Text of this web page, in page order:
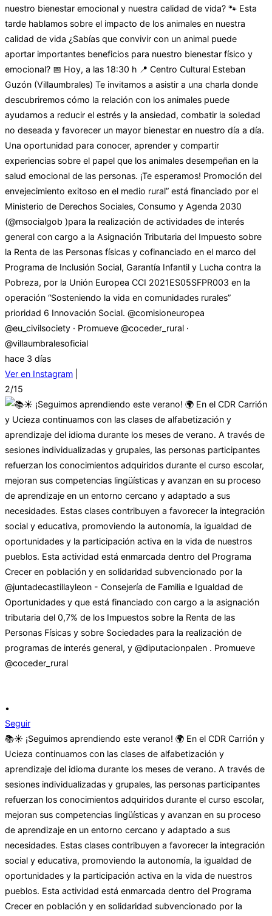
nuestro bienestar emocional y nuestra calidad de vida? 🐾 Esta
tarde hablamos sobre el impacto de los animales en nuestra
calidad de vida ¿Sabías que convivir con un animal puede
aportar importantes beneficios para nuestro bienestar físico y
emocional? 📅 Hoy, a las 18:30 h 📍 Centro Cultural Esteban
Guzón (Villaumbrales) Te invitamos a asistir a una charla donde
descubriremos cómo la relación con los animales puede
ayudarnos a reducir el estrés y la ansiedad, combatir la soledad
no deseada y favorecer un mayor bienestar en nuestro día a día.
Una oportunidad para conocer, aprender y compartir
experiencias sobre el papel que los animales desempeñan en la
salud emocional de las personas. ¡Te esperamos! Promoción del
envejecimiento exitoso en el medio rural” está financiado por el
Ministerio de Derechos Sociales, Consumo y Agenda 2030
(@msocialgob )para la realización de actividades de interés
general con cargo a la Asignación Tributaria del Impuesto sobre
la Renta de las Personas físicas y cofinanciado en el marco del
Programa de Inclusión Social, Garantía Infantil y Lucha contra la
Pobreza, por la Unión Europea CCI 2021ES05SFPR003 en la
operación “Sosteniendo la vida en comunidades rurales”
prioridad 6 Innovación Social. @comisioneuropea
@eu_civilsociety · Promueve @coceder_rural ·
@villaumbralesoficial
hace 3 días
Ver en Instagram
2/15
•
Seguir
📚☀️ ¡Seguimos aprendiendo este verano! 🌍 En el CDR Carrión y
Ucieza continuamos con las clases de alfabetización y
aprendizaje del idioma durante los meses de verano. A través de
sesiones individualizadas y grupales, las personas participantes
refuerzan los conocimientos adquiridos durante el curso escolar,
mejoran sus competencias lingüísticas y avanzan en su proceso
de aprendizaje en un entorno cercano y adaptado a sus
necesidades. Estas clases contribuyen a favorecer la integración
social y educativa, promoviendo la autonomía, la igualdad de
oportunidades y la participación activa en la vida de nuestros
pueblos. Esta actividad está enmarcada dentro del Programa
Crecer en población y en solidaridad subvencionado por la